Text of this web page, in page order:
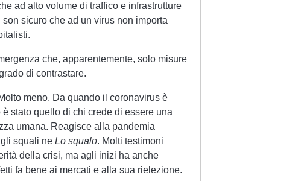
ad alto volume di traffico e infrastrutture
sicuro che ad un virus non importa
che, apparentemente, solo misure
di contrastare.
meno. Da quando il coronavirus è
stato quello di chi crede di essere una
umana. Reagisce alla pandemia
squali ne Lo squalo. Molti testimoni
della crisi, ma agli inizi ha anche
fa bene ai mercati e alla sua rielezione.